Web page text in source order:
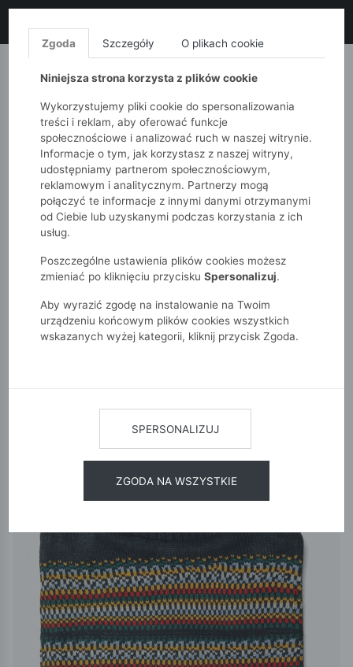
MONNARI QUIOSQUE
51015kids Zabawa na śniegu
ZABAWA NA ŚNIEGU
POKAŻ FILTRY
Zgoda Szczegóły O plikach cookie
Niniejsza strona korzysta z plików cookie
Wykorzystujemy pliki cookie do spersonalizowania
treści i reklam, aby oferować funkcje
społecznościowe i analizować ruch w naszej witrynie.
Informacje o tym, jak korzystasz z naszej witryny,
udostępniamy partnerom społecznościowym,
reklamowym i analitycznym. Partnerzy mogą
połączyć te informacje z innymi danymi otrzymanymi
od Ciebie lub uzyskanymi podczas korzystania z ich
usług.
Poszczególne ustawienia plików cookies możesz
zmieniać po kliknięciu przycisku Spersonalizuj.
Aby wyrazić zgodę na instalowanie na Twoim
urządzeniu końcowym plików cookies wszystkich
wskazanych wyżej kategorii, kliknij przycisk Zgoda.
SPERSONALIZUJ
ZGODA NA WSZYSTKIE